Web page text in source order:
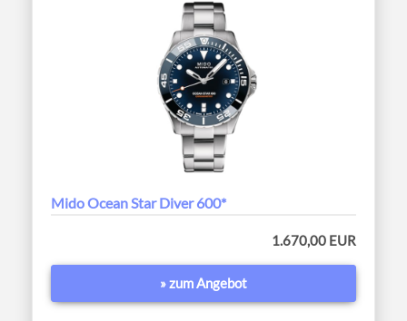
Mido Ocean Star Diver 600*
1.670,00 EUR
» zum Angebot